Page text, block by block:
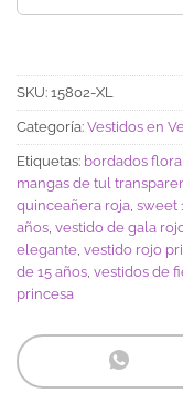
SKU: 15802-XL
Categoría: Vestidos en
Etiquetas: bordados
mangas de tul
quinceañera roja, sweet
años, vestido de gala
elegante, vestido rojo
de 15 años, vestidos de
princesa